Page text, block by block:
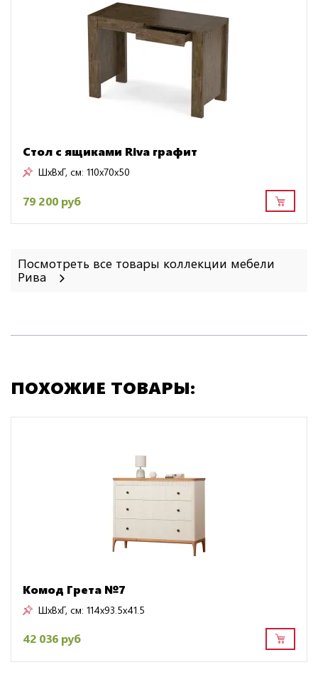
Стол с ящиками Riva графит
ШxВxГ, см: 110x70x50
79 200 руб
Посмотреть все товары коллекции мебели
Рива
ПОХОЖИЕ ТОВАРЫ:
Комод Грета №7
ШxВxГ, см: 114x93.5x41.5
42 036 руб